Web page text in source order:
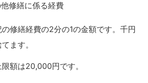
修繕に係る経費
修繕経費の2分の1の金額です。千円
ます。
額は20,000円です。